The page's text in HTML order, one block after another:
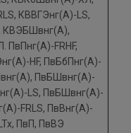
КВВГЭнг(А)-LS,
КВЭБШвнг(А),
FRHF,
HF, ПвБбПнг(А)-
ПвБШвнг(А)-
LS, ПвБШвнг(А)-
FRLS, ПвВнг(А)-
ПвП, ПвВЭ